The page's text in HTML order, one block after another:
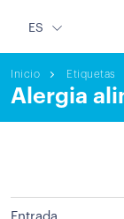
ES
Inicio Etiquetas
Alergia